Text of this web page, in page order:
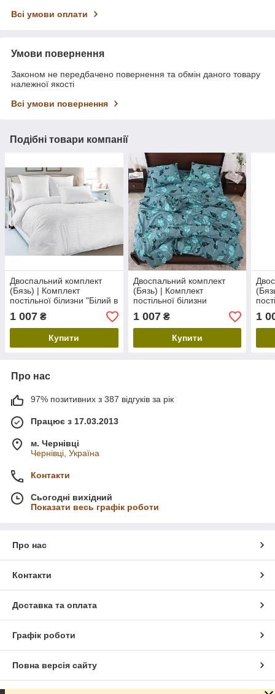
Всі умови оплати
Умови повернення
Законом не передбачено повернення та обмін даного товару
належної якості
Всі умови повернення
Подібні товари компанії
Двоспальний комплект
(Бязь) | Комплект
постільної білизни "Білий в
смужку" | Простирадло
200х220 см, білий
1 007 ₴
Купити
Двоспальний комплект
(Бязь) | Комплект
постільної білизни
"Райське пір'ячко" |
Простирадло 200х220 см
1 007₴
Купити
1
Про нас
97% позитивних з 387 відгуків за рік
Працює з 17.03.2013
м. Чернівці
Чернівці, Україна
Контакти
Сьогодні вихідний
Показати весь графік роботи
Про нас
Контакти
Доставка та оплата
Графік роботи
Повна версія сайту